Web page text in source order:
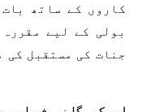
کاروں کے ساتھ
بولی کے لیے
جنات کی مستقبل کی